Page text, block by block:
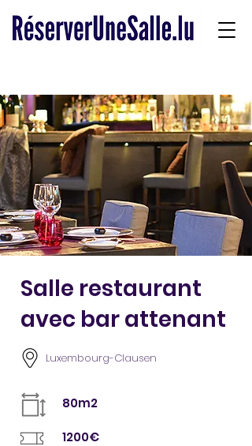
Salle restaurant
avec bar attenant
Luxembourg-Clausen
80m2
1200€